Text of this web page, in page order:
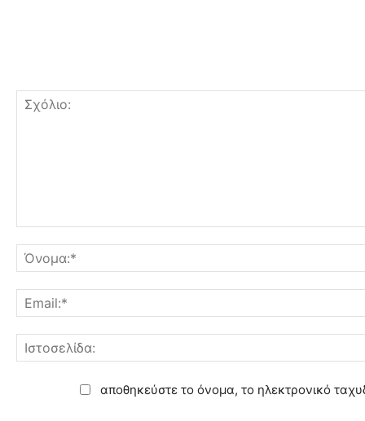
αποθηκεύστε το όνομα, το ηλεκτρονικό